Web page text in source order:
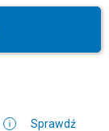
Sprawdź